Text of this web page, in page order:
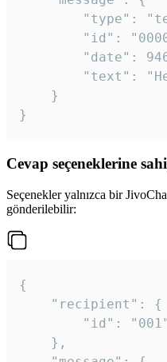
}
Cevap seçeneklerine
Seçenekler yalnızca bir
gönderilebilir:
{